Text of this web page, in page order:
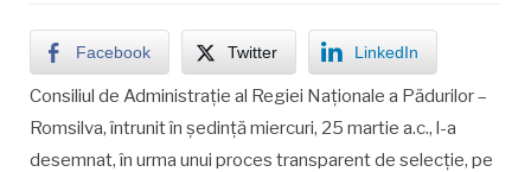
Facebook Twitter LinkedIn
Consiliul de Administrație al Regiei Naționale a Pădurilor –
Romsilva, întrunit în ședință miercuri, 25 martie a.c., l-a
desemnat, în urma unui proces transparent de selecție, pe